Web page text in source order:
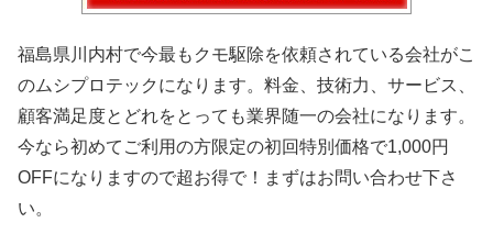
福島県川内村で今最もクモ駆除を依頼されている会社がこ
のムシプロテックになります。料金、技術力、サービス、
顧客満足度とどれをとっても業界随一の会社になります。
今なら初めてご利用の方限定の初回特別価格で1,000円
OFFになりますので超お得で！まずはお問い合わせ下さ
い。